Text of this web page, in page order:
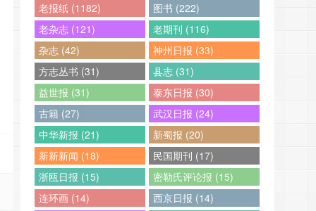
老报纸 (1182)
图书 (222)
老杂志 (121)
老期刊 (116)
杂志 (42)
神州日报 (33)
方志丛书 (31)
县志 (31)
益世报 (31)
泰东日报 (30)
古籍 (27)
武汉日报 (24)
中华新报 (21)
新蜀报 (20)
新新新闻 (18)
民国期刊 (17)
浙瓯日报 (15)
密勒氏评论报 (15)
连环画 (14)
西京日报 (14)